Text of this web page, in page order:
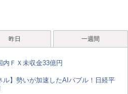
昨日 一週間
内ＦＸ未収金33億円
ル】勢いが加速したAIバブル！日経平